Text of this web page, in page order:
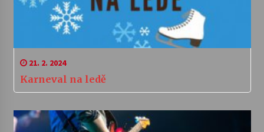
21. 2. 2024
Karneval na ledě